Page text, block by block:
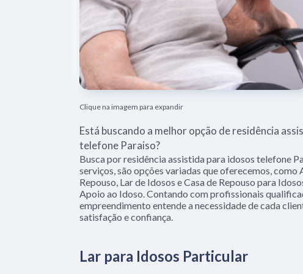
Clique na imagem para expandir
Está buscando a melhor opção de residência
telefone Paraiso?
Busca por residência assistida para idosos telefone
serviços, são opções variadas que oferecemos, como
Repouso, Lar de Idosos e Casa de Repouso para
Apoio ao Idoso. Contando com profissionais
empreendimento entende a necessidade de cada
satisfação e confiança.
Lar para Idosos Particular